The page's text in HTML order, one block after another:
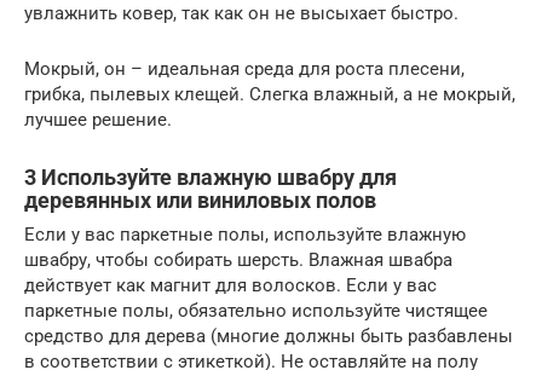
увлажнить ковер, так как он не высыхает быстро.
Мокрый, он – идеальная среда для роста плесени,
грибка, пылевых клещей. Слегка влажный, а не мокрый,
лучшее решение.
3 Используйте влажную швабру для
деревянных или виниловых полов
Если у вас паркетные полы, используйте влажную
швабру, чтобы собирать шерсть. Влажная швабра
действует как магнит для волосков. Если у вас
паркетные полы, обязательно используйте чистящее
средство для дерева (многие должны быть разбавлены
в соответствии с этикеткой). Не оставляйте на полу